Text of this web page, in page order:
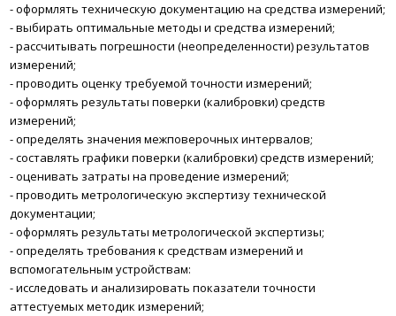
-оформлять техническую документацию на средства измерений;
-выбирать оптимальные методы и средства измерений;
-рассчитывать погрешности (неопределенности) результатов
измерений;
-проводить оценку требуемой точности измерений;
-оформлять результаты поверки (калибровки) средств
измерений;
-определять значения межповерочных интервалов;
-составлять графики поверки (калибровки) средств измерений;
-оценивать затраты на проведение измерений;
-проводить метрологическую экспертизу технической
документации;
-оформлять результаты метрологической экспертизы;
-определять требования к средствам измерений и
вспомогательным устройствам:
-исследовать и анализировать показатели точности
аттестуемых методик измерений;